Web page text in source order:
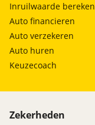
Inruilwaarde
Auto financieren
Auto verzekeren
Auto huren
Keuzecoach
Zekerheden